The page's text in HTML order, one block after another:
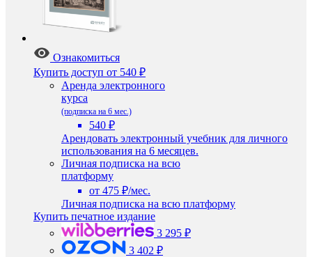
Ознакомиться
Купить доступ от 540 ₽
Аренда электронного
курса
(подписка на 6 мес.)
540 ₽
Арендовать электронный учебник для личного
использования на 6 месяцев.
Личная подписка на всю
платформу
от 475 ₽/мес.
Личная подписка на всю платформу
Купить печатное издание
3 295 ₽
3 402 ₽